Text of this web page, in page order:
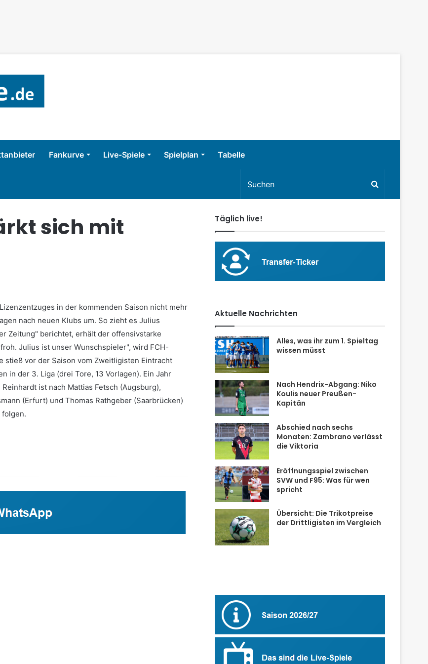
Fankurve Live-Spiele Spielplan Tabelle
sich mit
in der kommenden Saison nicht mehr
nach neuen Klubs um. So zieht es Julius
Zeitung" berichtet, erhält der offensivstarke
Julius ist unser Wunschspieler", wird FCH-
vor der Saison vom Zweitligisten Eintracht
in der 3. Liga (drei Tore, 13 Vorlagen). Ein Jahr
ist nach Mattias Fetsch (Augsburg),
(Erfurt) und Thomas Rathgeber (Saarbrücken)
Täglich live!
Aktuelle Nachrichten
Alles, was ihr zum 1. Spieltag
wissen müsst
Nach Hendrix-Abgang: Niko
Koulis neuer Preußen-
Kapitän
Abschied nach sechs
Monaten: Zambrano verlässt
die Viktoria
Eröffnungsspiel zwischen
SVW und F95: Was für wen
spricht
Übersicht: Die Trikotpreise
der Drittligisten im Vergleich